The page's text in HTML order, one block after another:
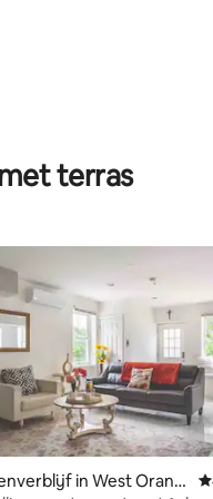
terras
in West Orang